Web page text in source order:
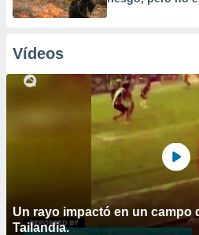
Vídeos
Un rayo impactó en un campo
Tailandia.